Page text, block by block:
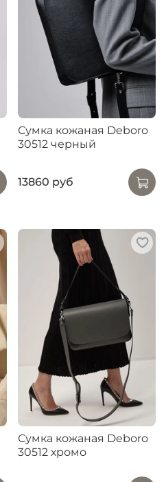
Сумка кожаная Deboro
30512 черный
13860 руб
Сумка кожаная Deboro
30512 хромо